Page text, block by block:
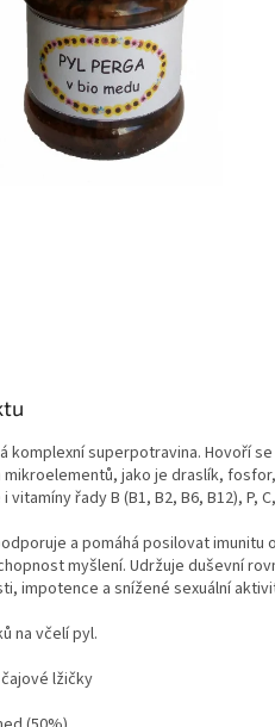
komplexní superpotravina. Hovoří
jako je draslík,
vitamíny řady B (B1, B2, B6, B12), P,
a pomáhá posilovat
myšlení. Udržuje duševní
impotence a snížené sexuální
na včelí pyl.
lžičky